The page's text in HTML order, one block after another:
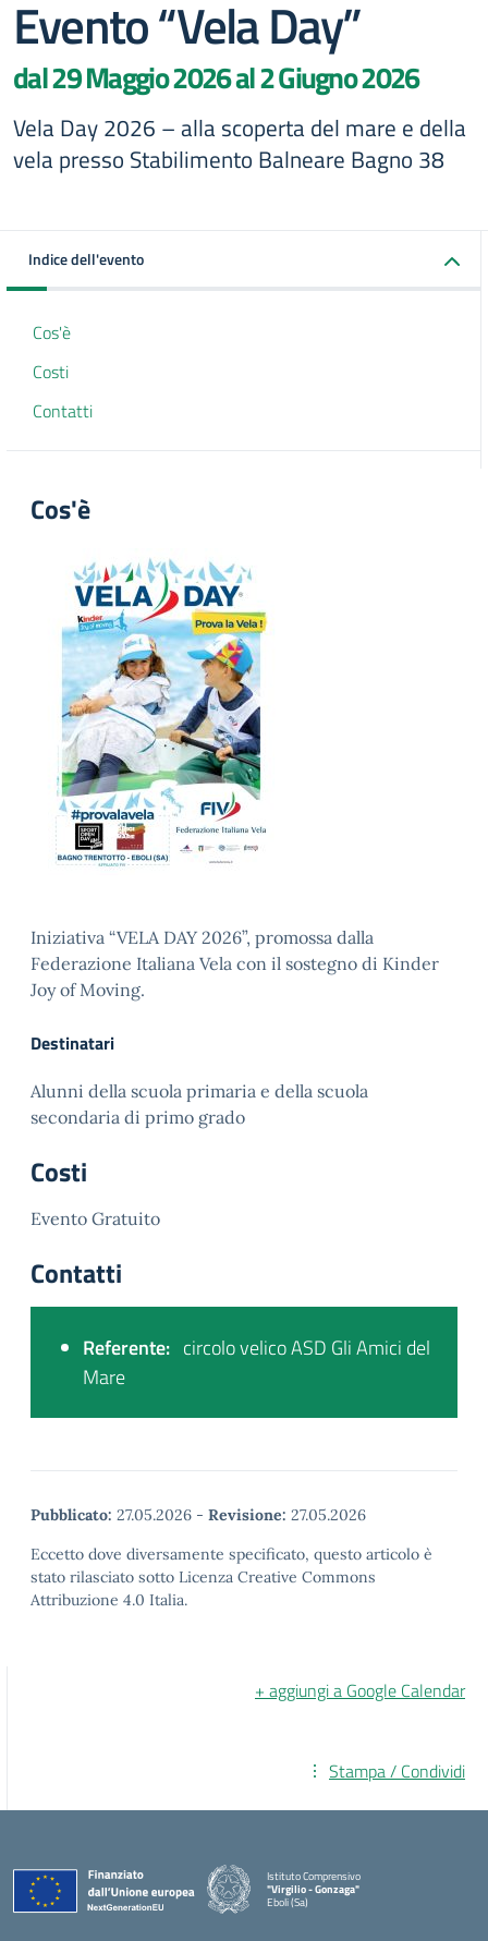
Evento “Vela Day”
dal 29 Maggio 2026 al 2 Giugno 2026
Vela Day 2026 – alla scoperta del mare e della
vela presso Stabilimento Balneare Bagno 38
Indice dell'evento
Cos'è
Costi
Contatti
Cos'è
Iniziativa “VELA DAY 2026”, promossa dalla
Federazione Italiana Vela con il sostegno di Kinder
Joy of Moving.
Destinatari
Alunni della scuola primaria e della scuola
secondaria di primo grado
Costi
Evento Gratuito
Contatti
Referente: circolo velico ASD Gli Amici del
Mare
Pubblicato: 27.05.2026 - Revisione: 27.05.2026
Eccetto dove diversamente specificato, questo articolo è
stato rilasciato sotto Licenza Creative Commons
Attribuzione 4.0 Italia.
+ aggiungi a Google Calendar
Stampa / Condividi
Istituto Comprensivo
"Virgilio - Gonzaga"
Eboli (Sa)